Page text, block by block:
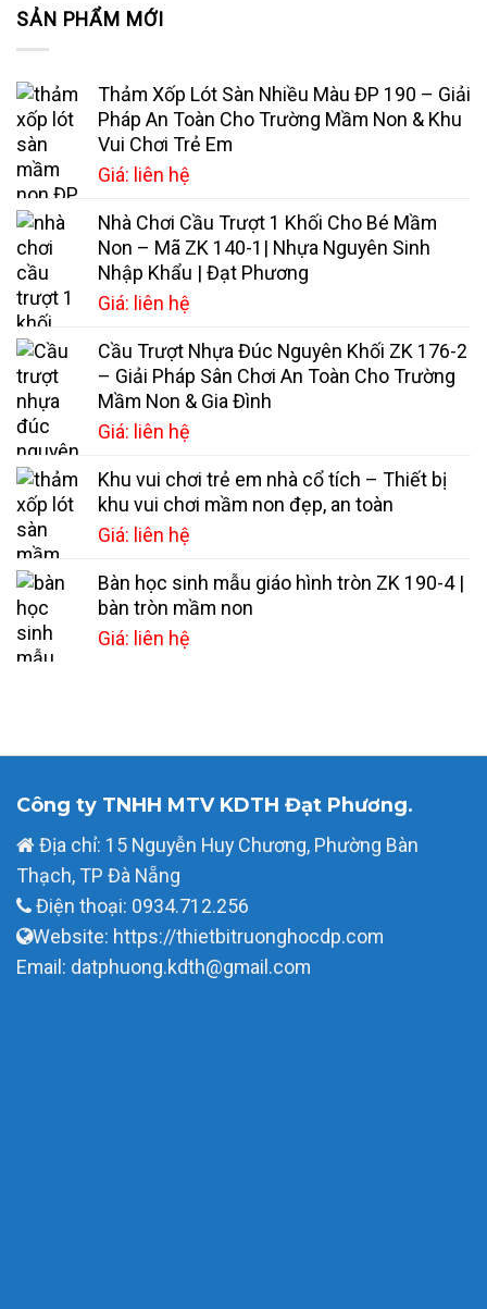
SẢN PHẨM MỚI
Thảm Xốp Lót Sàn Nhiều Màu ĐP 190 – Giải
Pháp An Toàn Cho Trường Mầm Non & Khu
Vui Chơi Trẻ Em
Giá: liên hệ
Nhà Chơi Cầu Trượt 1 Khối Cho Bé Mầm
Non – Mã ZK 140-1| Nhựa Nguyên Sinh
Nhập Khẩu | Đạt Phương
Giá: liên hệ
Cầu Trượt Nhựa Đúc Nguyên Khối ZK 176-2
– Giải Pháp Sân Chơi An Toàn Cho Trường
Mầm Non & Gia Đình
Giá: liên hệ
Khu vui chơi trẻ em nhà cổ tích – Thiết bị
khu vui chơi mầm non đẹp, an toàn
Giá: liên hệ
Bàn học sinh mẫu giáo hình tròn ZK 190-4 |
bàn tròn mầm non
Giá: liên hệ
Công ty TNHH MTV KDTH Đạt Phương.
Địa chỉ: 15 Nguyễn Huy Chương, Phường Bàn
Thạch, TP Đà Nẵng
Điện thoại: 0934.712.256
Website: https://thietbitruonghocdp.com
Email: datphuong.kdth@gmail.com